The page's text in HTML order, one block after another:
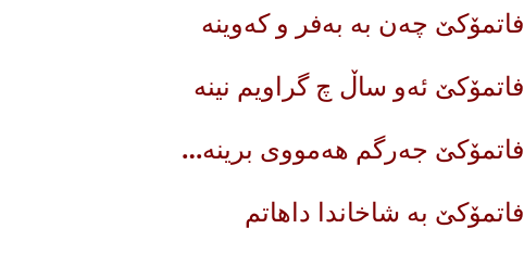
فاتمۆکێ چەن بە بەفر و کەوینە
فاتمۆکێ ئەو ساڵ چ گراویم نینە
فاتمۆکێ جەرگم هەمووی برینە…
فاتمۆکێ بە شاخاندا داهاتم